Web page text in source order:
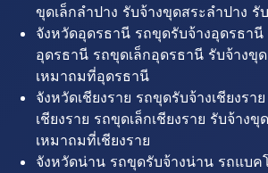
ขุดเล็กลำปาง รับจ้างขุดสระลำปาง รั
จังหวัดอุดรธานี รถขุดรับจ้างอุดรธานี
อุดรธานี รถขุดเล็กอุดรธานี รับจ้างขุ
เหมาถมที่อุดรธานี
จังหวัดเชียงราย รถขุดรับจ้างเชียงรา
เชียงราย รถขุดเล็กเชียงราย รับจ้างขุ
เหมาถมที่เชียงราย
จังหวัดน่าน รถขุดรับจ้างน่าน รถแบค